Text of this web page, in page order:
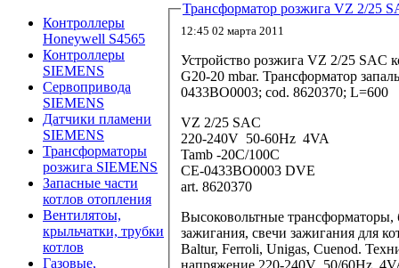
Контроллеры
Honeywell S4565
Контроллеры
SIEMENS
Сервопривода
SIEMENS
Датчики пламени
SIEMENS
Трансформаторы
розжига SIEMENS
Запасные части
котлов отопления
Вентилятоы,
крыльчатки, трубки
котлов
Газовые,
Трансформатор розжига VZ 2/25
12:45 02 марта 2011
Устройство розжига VZ 2/25 SAC
G20-20 mbar. Трансформатор
0433BO0003; cod. 8620370; L=600
VZ 2/25 SAC
220-240V 50-60Hz 4VA
Tamb -20C/100C
CE-0433BO0003 DVE
art. 8620370
Высоковольтные трансформаторы,
зажигания, свечи зажигания для
Baltur, Ferroli, Unigas, Cuenod.
напряжение 220-240V 50/60Hz